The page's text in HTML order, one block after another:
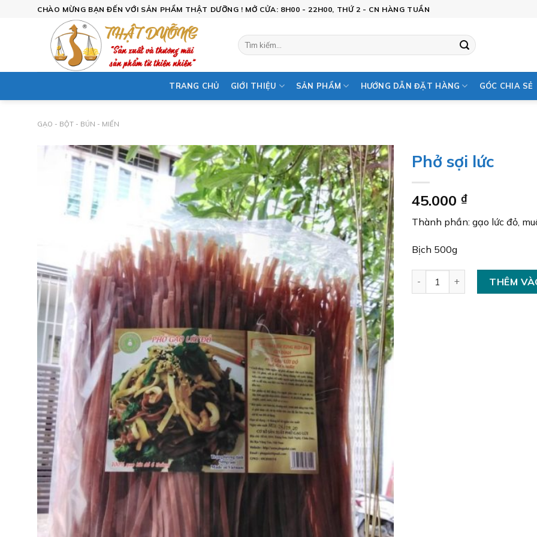
CHÀO MỪNG BẠN ĐẾN VỚI SẢN PHẨM THẬT DƯỠNG ! MỞ CỬA: 8H00 - 22H00, THỨ 2 - CN HÀNG TUẦN
Tìm
kiếm:
TRANG CHỦ GIỚI THIỆU SẢN PHẨM HƯỚNG DẪN ĐẶT HÀNG GÓC CHIA SẺ
GẠO - BỘT - BÚN - MIẾN
Add to
wishlist
Phở sợi lức
45.000 ₫
Thành phần: gạo lức đỏ,
Bịch 500g
THÊM